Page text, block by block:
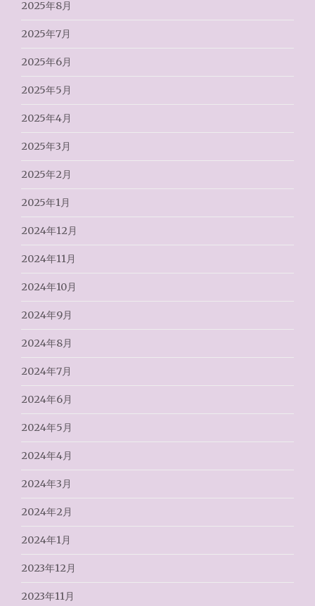
2025年8月
2025年7月
2025年6月
2025年5月
2025年4月
2025年3月
2025年2月
2025年1月
2024年12月
2024年11月
2024年10月
2024年9月
2024年8月
2024年7月
2024年6月
2024年5月
2024年4月
2024年3月
2024年2月
2024年1月
2023年12月
2023年11月